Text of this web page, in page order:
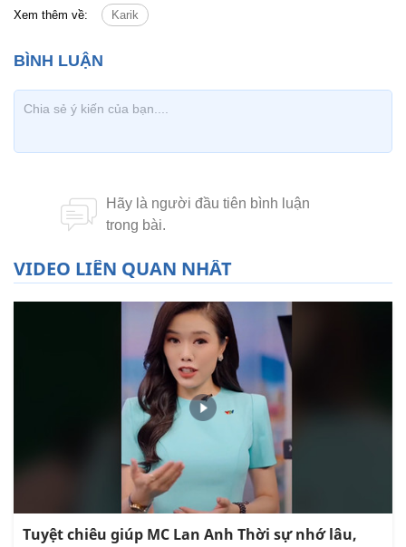
Xem thêm về: Karik
VIDEO LIÊN QUAN NHẤT
Tuyệt chiêu giúp MC Lan Anh Thời sự nhớ lâu,